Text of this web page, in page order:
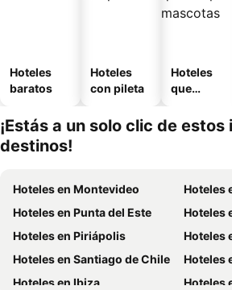
Hoteles
baratos
Hoteles
con pileta
Hoteles
que
mascotas
¡Estás a un solo clic de
destinos!
Hoteles en Montevideo
Hoteles
Hoteles en Punta del Este
Hoteles
Hoteles en Piriápolis
Hoteles
Hoteles en Santiago de Chile
Hoteles
Hoteles en Ibiza
Hoteles